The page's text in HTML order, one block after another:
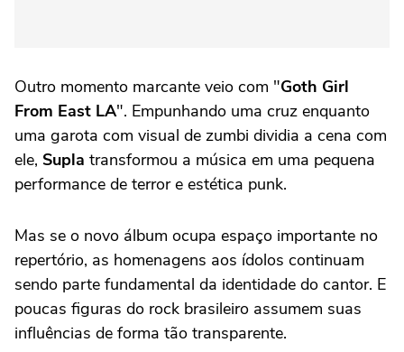
Outro momento marcante veio com "Goth Girl
From East LA". Empunhando uma cruz enquanto
uma garota com visual de zumbi dividia a cena com
ele, Supla transformou a música em uma pequena
performance de terror e estética punk.
Mas se o novo álbum ocupa espaço importante no
repertório, as homenagens aos ídolos continuam
sendo parte fundamental da identidade do cantor. E
poucas figuras do rock brasileiro assumem suas
influências de forma tão transparente.